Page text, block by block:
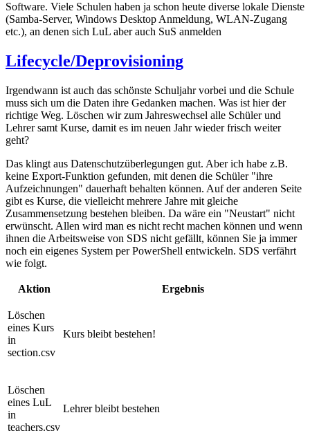
Software. Viele Schulen haben ja schon heute diverse lokale Dienste
(Samba-Server, Windows Desktop Anmeldung, WLAN-Zugang
etc.), an denen sich LuL aber auch SuS anmelden
Lifecycle/Deprovisioning
Irgendwann ist auch das schönste Schuljahr vorbei und die Schule
muss sich um die Daten ihre Gedanken machen. Was ist hier der
richtige Weg. Löschen wir zum Jahreswechsel alle Schüler und
Lehrer samt Kurse, damit es im neuen Jahr wieder frisch weiter
geht?
Das klingt aus Datenschutzüberlegungen gut. Aber ich habe z.B.
keine Export-Funktion gefunden, mit denen die Schüler "ihre
Aufzeichnungen" dauerhaft behalten können. Auf der anderen Seite
gibt es Kurse, die vielleicht mehrere Jahre mit gleiche
Zusammensetzung bestehen bleiben. Da wäre ein "Neustart" nicht
erwünscht. Allen wird man es nicht recht machen können und wenn
ihnen die Arbeitsweise von SDS nicht gefällt, können Sie ja immer
noch ein eigenes System per PowerShell entwickeln. SDS verfährt
wie folgt.
Aktion Ergebnis
Löschen
eines Kurs
in
section.csv
Kurs bleibt bestehen!
Löschen
eines LuL
in
teachers.csv
Lehrer bleibt bestehen